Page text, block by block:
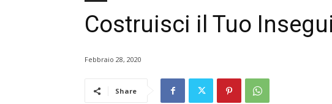
Costruisci il Tuo
Febbraio 28, 2020
Share